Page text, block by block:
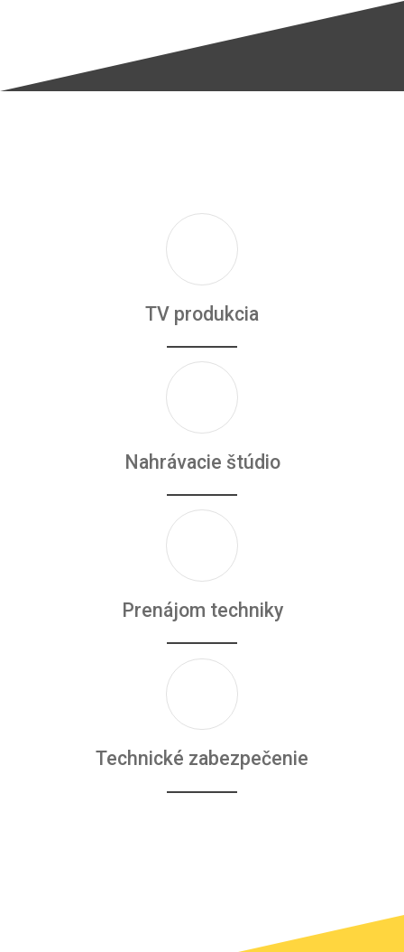
TV produkcia
Nahrávacie štúdio
Prenájom techniky
Technické zabezpečenie